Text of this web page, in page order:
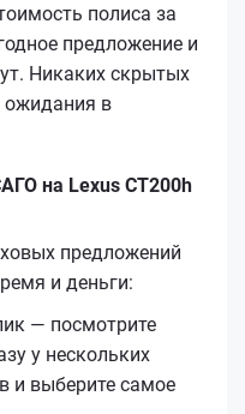
полиса за
предложение и
Никаких скрытых
ожидания в
на Lexus CT200h
предложений
и деньги:
— посмотрите
у нескольких
и выберите самое